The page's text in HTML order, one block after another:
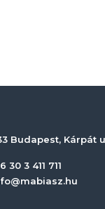
Budapest, Kárpát
3 411 711